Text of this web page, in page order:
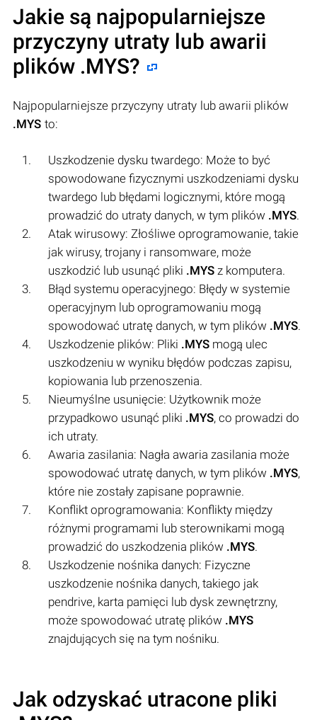
Jakie są najpopularniejsze
przyczyny utraty lub awarii
plików .MYS?
Najpopularniejsze przyczyny utraty lub awarii plików
.MYS to:
Uszkodzenie dysku twardego: Może to być
spowodowane fizycznymi uszkodzeniami dysku
twardego lub błędami logicznymi, które mogą
prowadzić do utraty danych, w tym plików .MYS.
Atak wirusowy: Złośliwe oprogramowanie, takie
jak wirusy, trojany i ransomware, może
uszkodzić lub usunąć pliki .MYS z komputera.
Błąd systemu operacyjnego: Błędy w systemie
operacyjnym lub oprogramowaniu mogą
spowodować utratę danych, w tym plików .MYS.
Uszkodzenie plików: Pliki .MYS mogą ulec
uszkodzeniu w wyniku błędów podczas zapisu,
kopiowania lub przenoszenia.
Nieumyślne usunięcie: Użytkownik może
przypadkowo usunąć pliki .MYS, co prowadzi do
ich utraty.
Awaria zasilania: Nagła awaria zasilania może
spowodować utratę danych, w tym plików .MYS,
które nie zostały zapisane poprawnie.
Konflikt oprogramowania: Konflikty między
różnymi programami lub sterownikami mogą
prowadzić do uszkodzenia plików .MYS.
Uszkodzenie nośnika danych: Fizyczne
uszkodzenie nośnika danych, takiego jak
pendrive, karta pamięci lub dysk zewnętrzny,
może spowodować utratę plików .MYS
znajdujących się na tym nośniku.
Jak odzyskać utracone pliki